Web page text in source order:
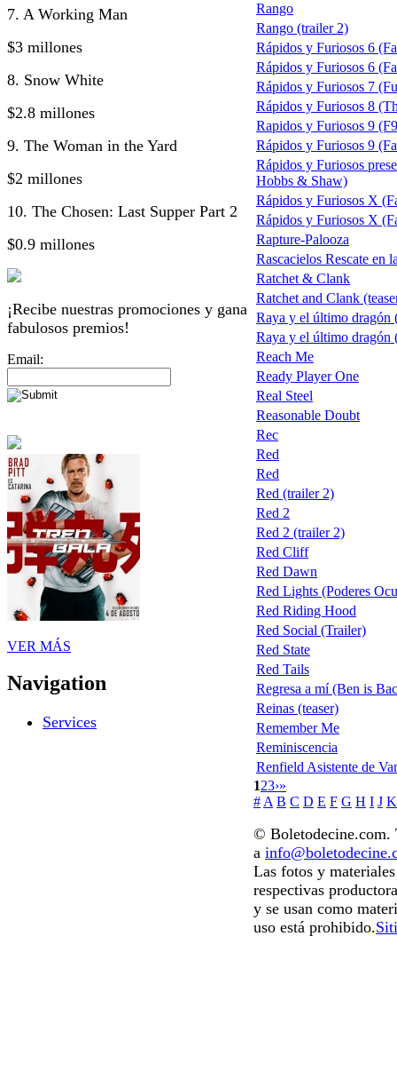
7. A Working Man
$3 millones
8. Snow White
$2.8 millones
9. The Woman in the Yard
$2 millones
10. The Chosen: Last Supper Part 2
$0.9 millones
¡Recibe nuestras promociones y gana
fabulosos premios!
Email:
VER MÁS
Navigation
Services
Rango
Rango (trailer 2)
Rápidos y Furiosos 6
Rápidos y Furiosos 6
Rápidos y Furiosos 7
Rápidos y Furiosos 8
Rapidos y Furiosos 9
Rápidos y Furiosos 9
Rápidos y Furiosos
Hobbs & Shaw)
Rápidos y Furiosos X
Rápidos y Furiosos X
Rapture-Palooza
Rascacielos Rescate en
Ratchet & Clank
Ratchet and Clank
Raya y el último dragón
Raya y el último dragón
Reach Me
Ready Player One
Real Steel
Reasonable Doubt
Rec
Red
Red
Red (trailer 2)
Red 2
Red 2 (trailer 2)
Red Cliff
Red Dawn
Red Lights (Poderes
Red Riding Hood
Red Social (Trailer)
Red State
Red Tails
Regresa a mí (Ben is
Reinas (teaser)
Remember Me
Reminiscencia
Renfield Asistente de
123›»
# A B C D E F G H I J K
© Boletodecine.com.
a
Las fotos y
respectivas
y se usan como
uso está prohibido.